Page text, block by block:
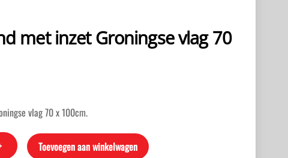
met inzet Groningse vlag 70
vlag 70 x 100cm.
Toevoegen aan winkelwagen